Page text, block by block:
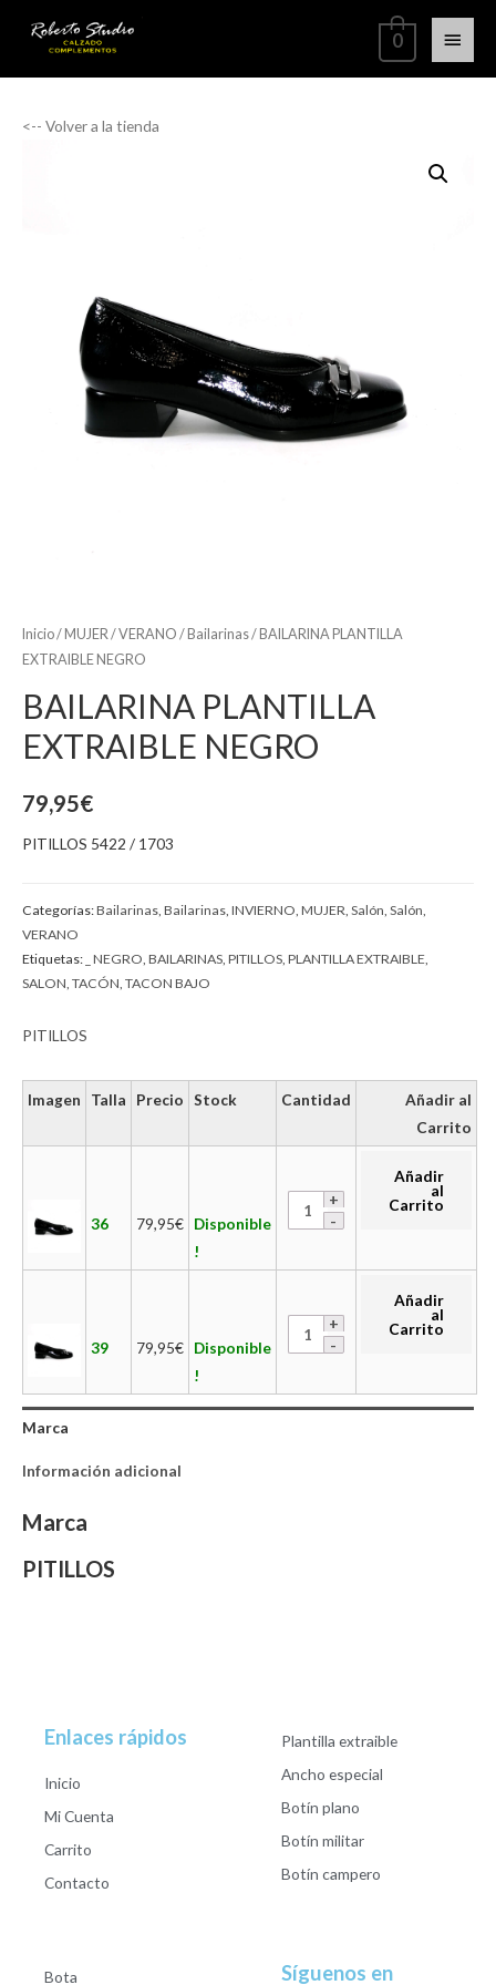
0
<-- Volver a la tienda
Inicio/ MUJER /VERANO / Bailarinas/ BAILARINA PLANTILLA
EXTRAIBLE NEGRO
BAILARINA PLANTILLA
EXTRAIBLE NEGRO
79,95€
PITILLOS 5422 / 1703
Categorías:Bailarinas Bailarinas INVIERNO MUJER Salón Salón
VERANO
Etiquetas: _ NEGRO BAILARINAS PITILLOS PLANTILLA EXTRAIBLE
SALON TACÓN TACON BAJO
PITILLOS
Imagen Talla Precio Stock Cantidad
Añadir al
Carrito
36 79,95€ Disponible
!
Añadir
al
Carrito
39 79,95€ Disponible
!
Añadir
al
Carrito
Marca
Información adicional
Marca
PITILLOS
Enlaces rápidos
Inicio
Mi Cuenta
Carrito
Contacto
Plantilla extraible
Ancho especial
Botín plano
Botín militar
Botín campero
Bota
Síguenos en